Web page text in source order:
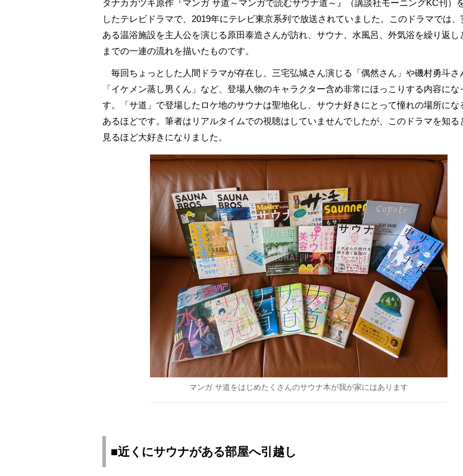
タナカカツキ原作『マンガ サ道～マンガで読むサウナ道～』（講談社モーニングKC刊）
したテレビドラマで、2019年にテレビ東京系列で放送されていました。このドラマでは、
ある温浴施設を主人公を演じる原田泰造さんが訪れ、サウナ、水風呂、外気浴を繰り返し
までの一連の流れを描いたものです。
毎回ちょっとした人間ドラマが存在し、️️三宅弘城さん演じる「偶然さん」や磯村勇斗さ
「イケメン蒸し男くん」など、登場人物のキャラクター含め非常にほっこりする内容にな
す。「サ道」で登場したロケ地のサウナは聖地化し、サウナ好きにとって憧れの場所にな
あるほどです。筆者はリアルタイムでの視聴はしていませんでしたが、このドラマを知る
見るほど大好きになりました。
マンガ サ道をはじめたくさんのサウナ本が我が家にはあります
■近くにサウナがある部屋へ引越し